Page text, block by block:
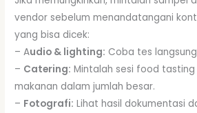
vendor sebelum menandatangani
yang bisa dicek:
– Audio & lighting: Coba tes
– Catering: Mintalah sesi food
makanan dalam jumlah besar.
– Fotografi: Lihat hasil dokumentasi